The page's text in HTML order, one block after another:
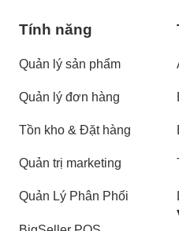
Tính năng
Quản lý sản phẩm
Quản lý đơn hàng
Tồn kho & Đặt hàng
Quản trị marketing
Quản Lý Phân Phối